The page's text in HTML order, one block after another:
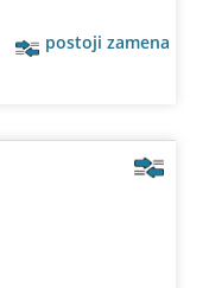
postoji zamena